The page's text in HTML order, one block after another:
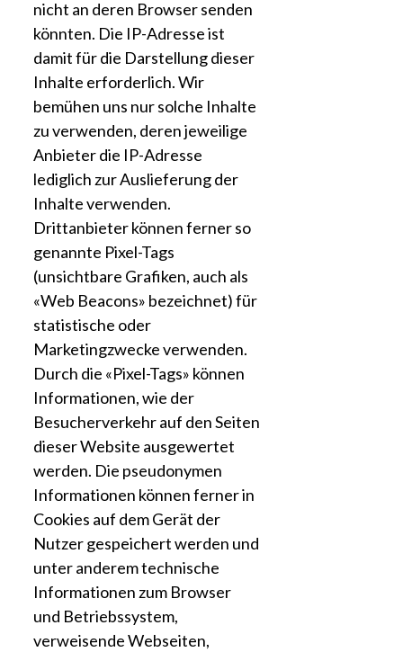
nicht an deren Browser senden
könnten. Die IP-Adresse ist
damit für die Darstellung dieser
Inhalte erforderlich. Wir
bemühen uns nur solche Inhalte
zu verwenden, deren jeweilige
Anbieter die IP-Adresse
lediglich zur Auslieferung der
Inhalte verwenden.
Drittanbieter können ferner so
genannte Pixel-Tags
(unsichtbare Grafiken, auch als
«Web Beacons» bezeichnet) für
statistische oder
Marketingzwecke verwenden.
Durch die «Pixel-Tags» können
Informationen, wie der
Besucherverkehr auf den Seiten
dieser Website ausgewertet
werden. Die pseudonymen
Informationen können ferner in
Cookies auf dem Gerät der
Nutzer gespeichert werden und
unter anderem technische
Informationen zum Browser
und Betriebssystem,
verweisende Webseiten,